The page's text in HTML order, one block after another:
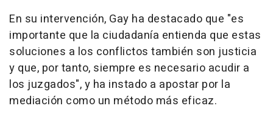
En su intervención, Gay ha destacado que "es
importante que la ciudadanía entienda que estas
soluciones a los conflictos también son justicia
y que, por tanto, siempre es necesario acudir a
los juzgados", y ha instado a apostar por la
mediación como un método más eficaz.